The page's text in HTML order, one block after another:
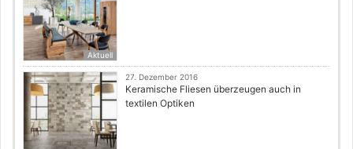
Aktuell
27. Dezember 2016
Keramische Fliesen überzeugen auch in
textilen Optiken